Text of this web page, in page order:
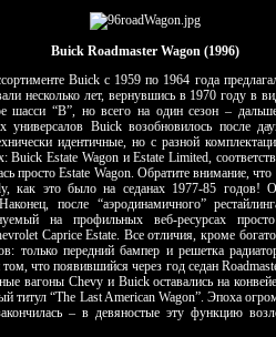
Buick Roadmaster Wagon (1996)
Buick с 1959 по 1964 года
несколько лет, вернувшись в 1970 году в
шасси “B”, но всего на один сезон –
Buick возобновилось после
идентичные, но с разной
Buick Estate Wagon и Estate Limited,
просто Estate Wagon. Обратите внимание,
как это было на седанах 1977-85 годов!
после “аэродинамичного”
на профильных веб-ресурсах
Caprice Estate. Все отличия, кроме
только передний бампер и решетка
что появившийся через год седан
вагоны Chevy и Buick оставались на
титул “The Last American Wagon”. Эпоха
– в девяностые эту функцию